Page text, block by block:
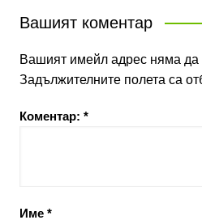
Вашият коментар
Вашият имейл адрес няма да
Задължителните полета са
Коментар: *
Име *